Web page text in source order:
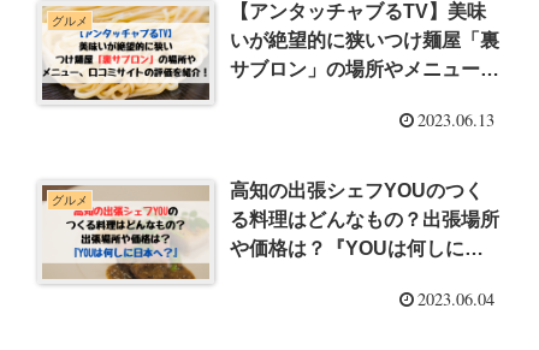
グルメ
【アンタッチャブるTV】美味
いが絶望的に狭いつけ麺屋「裏
サブロン」の場所やメニュー、
2023.06.13
グルメ
高知の出張シェフYOUのつく
る料理はどんなもの？出張場所
や価格は？『YOUは何しに日
2023.06.04